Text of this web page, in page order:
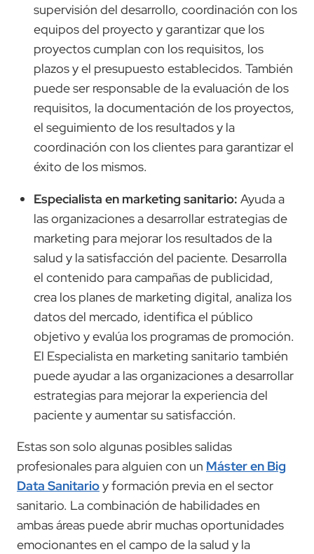
supervisión del desarrollo, coordinación con los
equipos del proyecto y garantizar que los
proyectos cumplan con los requisitos, los
plazos y el presupuesto establecidos. También
puede ser responsable de la evaluación de los
requisitos, la documentación de los proyectos,
el seguimiento de los resultados y la
coordinación con los clientes para garantizar el
éxito de los mismos.
Especialista en marketing sanitario: Ayuda a
las organizaciones a desarrollar estrategias de
marketing para mejorar los resultados de la
salud y la satisfacción del paciente. Desarrolla
el contenido para campañas de publicidad,
crea los planes de marketing digital, analiza los
datos del mercado, identifica el público
objetivo y evalúa los programas de promoción.
El Especialista en marketing sanitario también
puede ayudar a las organizaciones a desarrollar
estrategias para mejorar la experiencia del
paciente y aumentar su satisfacción.
Estas son solo algunas posibles salidas
profesionales para alguien con un Máster en Big
Data Sanitarioy formación previa en el sector
sanitario. La combinación de habilidades en
ambas áreas puede abrir muchas oportunidades
emocionantes en el campo de la salud y la